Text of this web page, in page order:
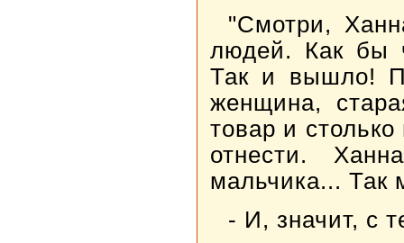
"Смотри,
людей. Как бы
Так и вышло!
женщина,
товар и
отнести.
мальчика... Так
- И, значит, с